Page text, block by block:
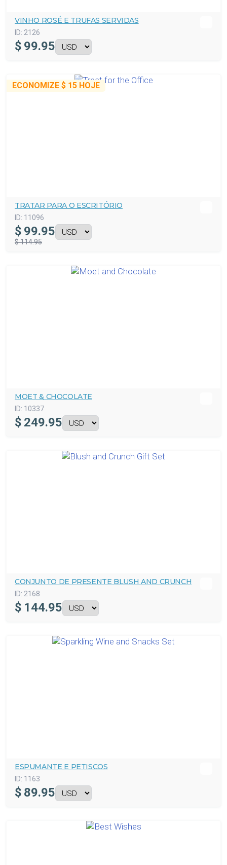
VINHO ROSÉ E TRUFAS SERVIDAS
ID: 2126
$ 99.95
ECONOMIZE $ 15 HOJE
TRATAR PARA O ESCRITÓRIO
ID: 11096
$ 99.95
$ 114.95
MOET & CHOCOLATE
ID: 10337
$ 249.95
CONJUNTO DE PRESENTE BLUSH AND CRUNCH
ID: 2168
$ 144.95
ESPUMANTE E PETISCOS
ID: 1163
$ 89.95